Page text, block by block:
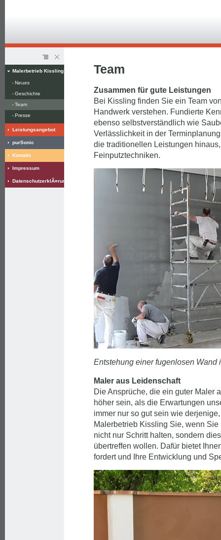
Malerbetrieb Kissling
Neues
Geschichte
Team
Presse
Leistungsangebot
purSonic
Kontakt
Impressum
DatenschutzerklÃ¤rung
Team
Zusammen für gute Leistungen
Bei Kissling finden Sie ein Team
Handwerk verstehen. Fundierte
ebenso selbstverständlich wie
Verlässlichkeit in der
die traditionellen Leistungen
Feinputztechniken.
Entstehung einer fugenlosen
Maler aus Leidenschaft
Die Ansprüche, die ein guter Maler
höher sein, als die Erwartungen
immer nur so gut sein wie
Malerbetrieb Kissling Sie, wenn
nicht nur Schritt halten, sondern
übertreffen wollen. Dafür bietet
fordert und Ihre Entwicklung und